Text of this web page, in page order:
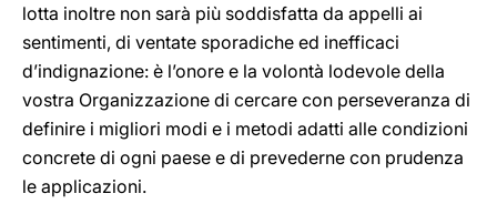
lotta inoltre non sarà più soddisfatta da appelli ai
sentimenti, di ventate sporadiche ed inefficaci
d’indignazione: è l’onore e la volontà lodevole della
vostra Organizzazione di cercare con perseveranza di
definire i migliori modi e i metodi adatti alle condizioni
concrete di ogni paese e di prevederne con prudenza
le applicazioni.